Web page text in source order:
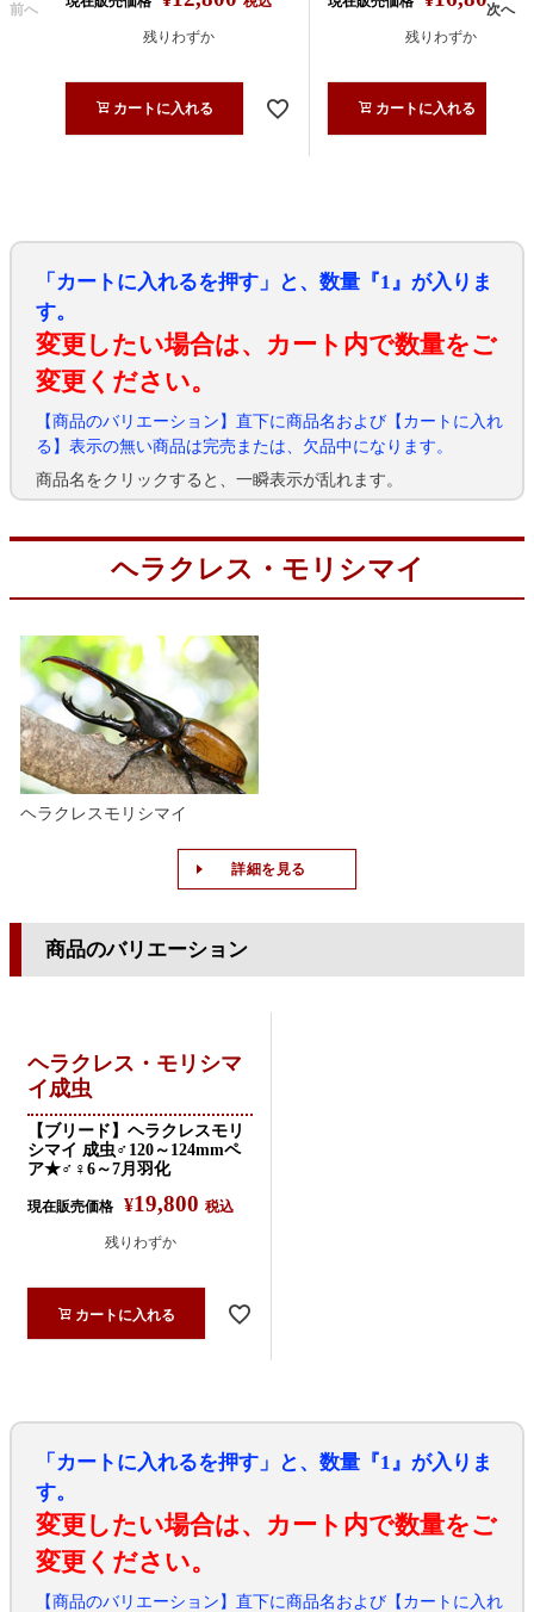
前へ
残りわずか
カートに入れる
残りわずか
カートに入れる
次へ
「カートに入れるを押す」と、数量『1』が入りま
す。
変更したい場合は、カート内で数量をご
変更ください。
【商品のバリエーション】直下に商品名および【カートに入れ
る】表示の無い商品は完売または、欠品中になります。
商品名をクリックすると、一瞬表示が乱れます。
ヘラクレス・モリシマイ
ヘラクレスモリシマイ
詳細を見る
商品のバリエーション
ヘラクレス・モリシマ
イ成虫
【ブリード】ヘラクレスモリ
シマイ 成虫♂120～124mmペ
ア★♂♀6～7月羽化
現在販売価格 ¥19,800 税込
残りわずか
カートに入れる
「カートに入れるを押す」と、数量『1』が入りま
す。
変更したい場合は、カート内で数量をご
変更ください。
【商品のバリエーション】直下に商品名および【カートに入れ